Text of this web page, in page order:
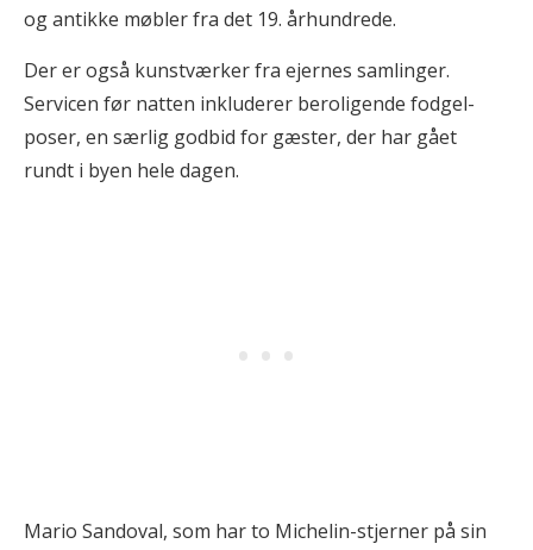
og antikke møbler fra det 19. århundrede.
Der er også kunstværker fra ejernes samlinger.
Servicen før natten inkluderer beroligende fodgel-
poser, en særlig godbid for gæster, der har gået
rundt i byen hele dagen.
Mario Sandoval, som har to Michelin-stjerner på sin